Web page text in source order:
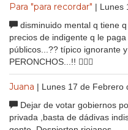
Para "para recordar" | Lunes
disminuido mental q tiene
precios de indigente q le
públicos...?? típico ignorante
PERONCHOS...!! 🤦🏻‍♂️
Juana | Lunes 17 de Febrero
Dejar de votar gobiernos
privada ,basta de dádivas